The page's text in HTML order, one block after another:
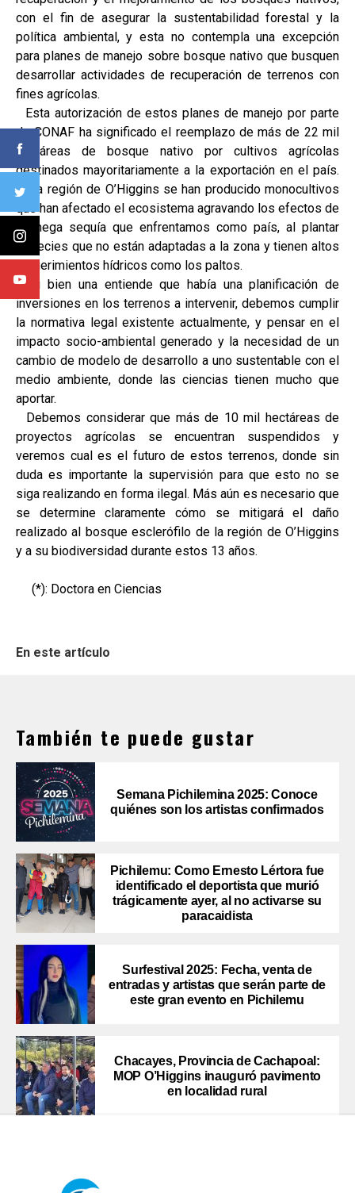
con el fin de asegurar la sustentabilidad forestal y la
política ambiental, y esta no contempla una excepción
para planes de manejo sobre bosque nativo que busquen
desarrollar actividades de recuperación de terrenos con
fines agrícolas.
Esta autorización de estos planes de manejo por parte
de CONAF ha significado el reemplazo de más de 22 mil
hectáreas de bosque nativo por cultivos agrícolas
destinados mayoritariamente a la exportación en el país.
En la región de O’Higgins se han producido monocultivos
que han afectado el ecosistema agravando los efectos de
la mega sequía que enfrentamos como país, al plantar
especies que no están adaptadas a la zona y tienen altos
requerimientos hídricos como los paltos.
Si bien una entiende que había una planificación de
inversiones en los terrenos a intervenir, debemos cumplir
la normativa legal existente actualmente, y pensar en el
impacto socio-ambiental generado y la necesidad de un
cambio de modelo de desarrollo a uno sustentable con el
medio ambiente, donde las ciencias tienen mucho que
aportar.
Debemos considerar que más de 10 mil hectáreas de
proyectos agrícolas se encuentran suspendidos y
veremos cual es el futuro de estos terrenos, donde sin
duda es importante la supervisión para que esto no se
siga realizando en forma ilegal. Más aún es necesario que
se determine claramente cómo se mitigará el daño
realizado al bosque esclerófilo de la región de O’Higgins
y a su biodiversidad durante estos 13 años.
(*): Doctora en Ciencias
En este artículo
También te puede gustar
Semana Pichilemina 2025: Conoce
quiénes son los artistas confirmados
Pichilemu: Como Ernesto Lértora fue
identificado el deportista que murió
trágicamente ayer, al no activarse su
paracaidista
Surfestival 2025: Fecha, venta de
entradas y artistas que serán parte de
este gran evento en Pichilemu
Chacayes, Provincia de Cachapoal:
MOP O’Higgins inauguró pavimento
en localidad rural